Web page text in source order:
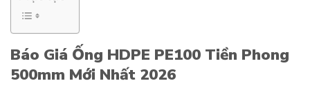
Báo Giá Ống HDPE PE100 Tiền Phong
500mm Mới Nhất 2026